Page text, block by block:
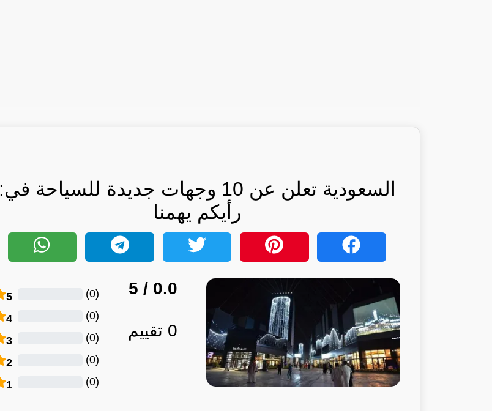
السعودية تعلن عن 10 وجهات جديدة للسياحة في:
رأيكم يهمنا
0.0
/ 5
0 تقييم
5 (
0
)
4 (
0
)
3 (
0
)
2 (
0
)
1 (
0
)